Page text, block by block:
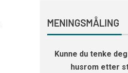
MENINGSMÅLING
Kunne du tenke
husrom etter